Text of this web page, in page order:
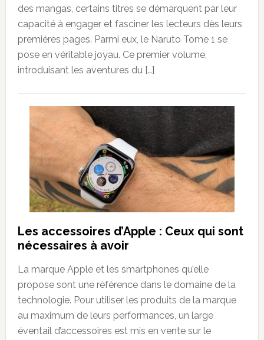
des mangas, certains titres se démarquent par leur
capacité à engager et fasciner les lecteurs dès leurs
premières pages. Parmi eux, le Naruto Tome 1 se
pose en véritable joyau. Ce premier volume,
introduisant les aventures du […]
Les accessoires d’Apple : Ceux qui sont
nécessaires à avoir
La marque Apple et les smartphones qu’elle
propose sont une référence dans le domaine de la
technologie. Pour utiliser les produits de la marque
au maximum de leurs performances, un large
éventail d’accessoires est mis en vente sur le